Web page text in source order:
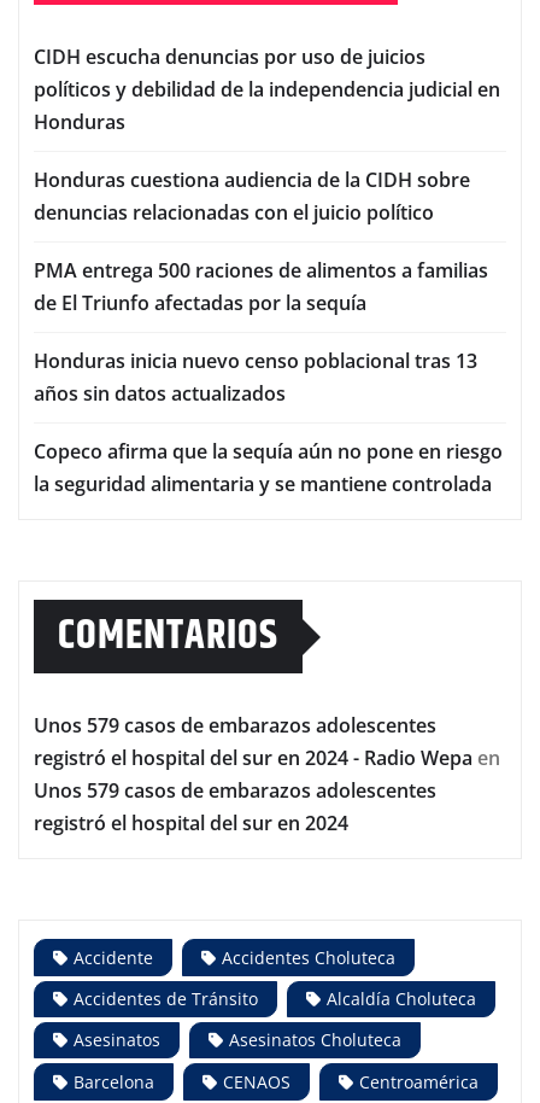
CIDH escucha denuncias por uso de juicios
políticos y debilidad de la independencia judicial en
Honduras
Honduras cuestiona audiencia de la CIDH sobre
denuncias relacionadas con el juicio político
PMA entrega 500 raciones de alimentos a familias
de El Triunfo afectadas por la sequía
Honduras inicia nuevo censo poblacional tras 13
años sin datos actualizados
Copeco afirma que la sequía aún no pone en riesgo
la seguridad alimentaria y se mantiene controlada
COMENTARIOS
Unos 579 casos de embarazos adolescentes
registró el hospital del sur en 2024 - Radio Wepa en
Unos 579 casos de embarazos adolescentes
registró el hospital del sur en 2024
Accidente
Accidentes Choluteca
Accidentes de Tránsito
Alcaldía Choluteca
Asesinatos
Asesinatos Choluteca
Barcelona
CENAOS
Centroamérica